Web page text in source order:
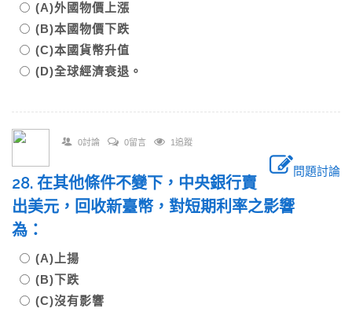
(A)外國物價上漲
(B)本國物價下跌
(C)本國貨幣升值
(D)全球經濟衰退。
0討論 0留言 1追蹤
問題討論
28. 在其他條件不變下，中央銀行賣
出美元，回收新臺幣，對短期利率之影響
為：
(A)上揚
(B)下跌
(C)沒有影響